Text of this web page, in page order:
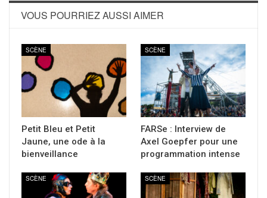
VOUS POURRIEZ AUSSI AIMER
SCÈNE
Petit Bleu et Petit
Jaune, une ode à la
bienveillance
SCÈNE
FARSe : Interview de
Axel Goepfer pour une
programmation intense
SCÈNE SCÈNE